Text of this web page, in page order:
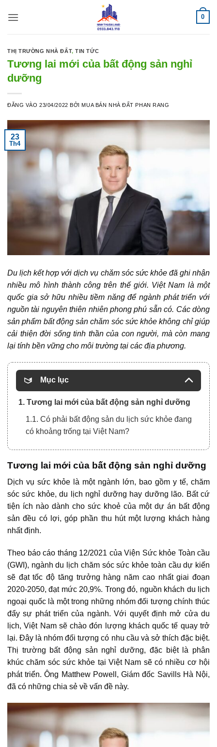
qua
0
THỊ TRƯỜNG NHÀ ĐẤT,TIN TỨC
Tương lai mới của bất động sản nghỉ
dưỡng
ĐĂNG VÀO23/04/2022 BỞI MUA BÁN NHÀ ĐẤT PHAN RANG
23
Th4
Du lịch kết hợp với dịch vụ chăm sóc sức khỏe đã ghi nhận
nhiều mô hình thành công trên thế giới. Việt Nam là một
quốc gia sở hữu nhiều tiềm năng để ngành phát triển với
nguồn tài nguyên thiên nhiên phong phú sẵn có. Các dòng
sản phẩm bất động sản chăm sóc sức khỏe không chỉ giúp
cải thiện đời sống tinh thần của con người, mà còn mang
lại tính bền vững cho môi trường tại các địa phương.
Mục lục
1. Tương lai mới của bất động sản nghỉ dưỡng
1.1. Có phải bất động sản du lịch sức khỏe đang
có khoảng trống tại Việt Nam?
Tương lai mới của bất động sản nghỉ dưỡng
Dịch vụ sức khỏe là một ngành lớn, bao gồm y tế, chăm
sóc sức khỏe, du lịch nghỉ dưỡng hay dưỡng lão. Bất cứ
tiện ích nào dành cho sức khoẻ của một dự án bất động
sản đều có lợi, góp phần thu hút một lượng khách hàng
nhất định.
Theo báo cáo tháng 12/2021 của Viện Sức khỏe Toàn cầu
(GWI), ngành du lịch chăm sóc sức khỏe toàn cầu dự kiến
sẽ đạt tốc độ tăng trưởng hàng năm cao nhất giai đoạn
2020-2050, đạt mức 20,9%. Trong đó, nguồn khách du lịch
ngoại quốc là một trong những nhóm đối tượng chính thúc
đẩy sự phát triển của ngành. Với quyết định mở cửa du
lịch, Việt Nam sẽ chào đón lượng khách quốc tế quay trở
lại. Đây là nhóm đối tượng có nhu cầu và sở thích đặc biệt.
Thị trường bất động sản nghỉ dưỡng, đặc biệt là phân
khúc chăm sóc sức khỏe tại Việt Nam sẽ có nhiều cơ hội
phát triển. Ông Matthew Powell, Giám đốc Savills Hà Nội,
đã có những chia sẻ về vấn đề này.